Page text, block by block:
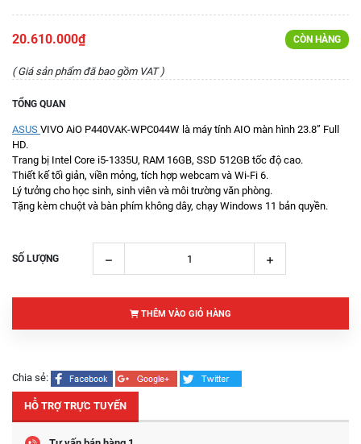
20.610.000₫ CÒN HÀNG
( Giá sản phẩm đã bao gồm VAT )
TỔNG QUAN
ASUS VIVO AiO P440VAK-WPC044W là máy tính AIO màn hình 23.8” Full
HD.
Trang bị Intel Core i5-1335U, RAM 16GB, SSD 512GB tốc độ cao.
Thiết kế tối giản, viền mỏng, tích hợp webcam và Wi-Fi 6.
Lý tưởng cho học sinh, sinh viên và môi trường văn phòng.
Tặng kèm chuột và bàn phím không dây, chạy Windows 11 bản quyền.
SỐ LƯỢNG
THÊM VÀO GIỎ HÀNG
Chia sẻ:
HỖ TRỢ TRỰC TUYẾN